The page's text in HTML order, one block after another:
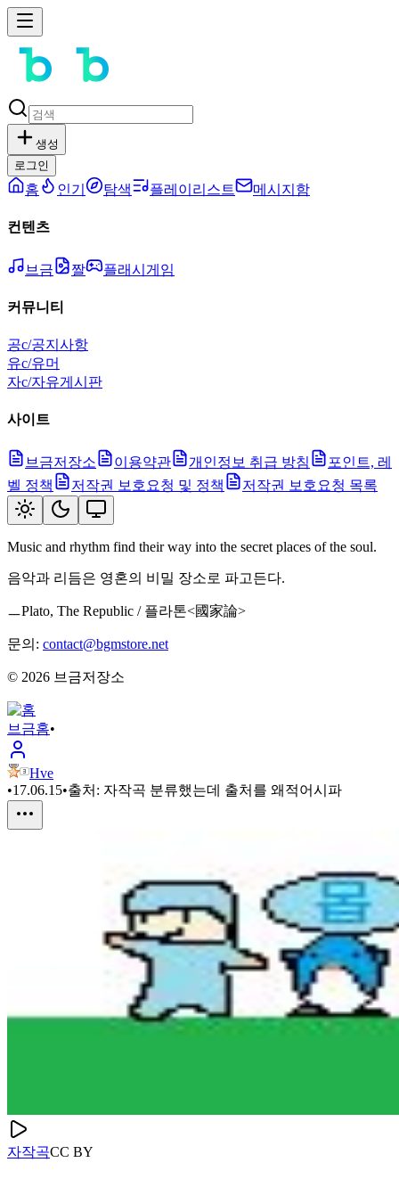
생성
로그인
홈 인기 탐색 플레이리스트 메시지함
컨텐츠
브금 짤 플래시게임
커뮤니티
공c/공지사항
유c/유머
자c/자유게시판
사이트
브금저장소 이용약관 개인정보 취급 방침
포인트, 레
벨 정책
저작권 보호요청 및 정책 저작권 보호요청 목록
Music and rhythm find their way into the secret places of the soul.
음악과 리듬은 영혼의 비밀 장소로 파고든다.
ㅡPlato, The Republic / 플라톤<國家論>
문의: contact@bgmstore.net
© 2026 브금저장소
브금홈•
Hve
•17.06.15•출처: 자작곡 분류했는데 출처를 왜적어시파
자작곡CC BY